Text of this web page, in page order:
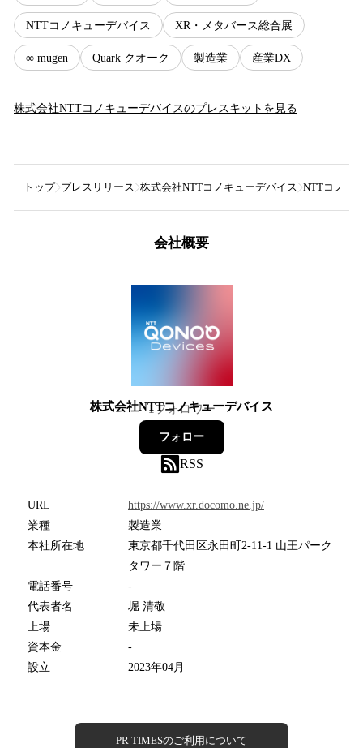
NTTコノキューデバイス XR・メタバース総合展
∞ mugen Quark クオーク 製造業 産業DX
株式会社NTTコノキューデバイスのプレスキットを見る
トップ プレスリリース 株式会社NTTコノキューデバイス NTTコノキ
会社概要
株式会社NTTコノキューデバイス
1フォロワー
フォロー
RSS
URL
https://www.xr.docomo.ne.jp/
業種
製造業
本社所在地
東京都千代田区永田町2-11-1 山王パーク
タワー７階
電話番号
-
代表者名
堀 清敬
上場
未上場
資本金
-
設立
2023年04月
PR TIMESのご利用について